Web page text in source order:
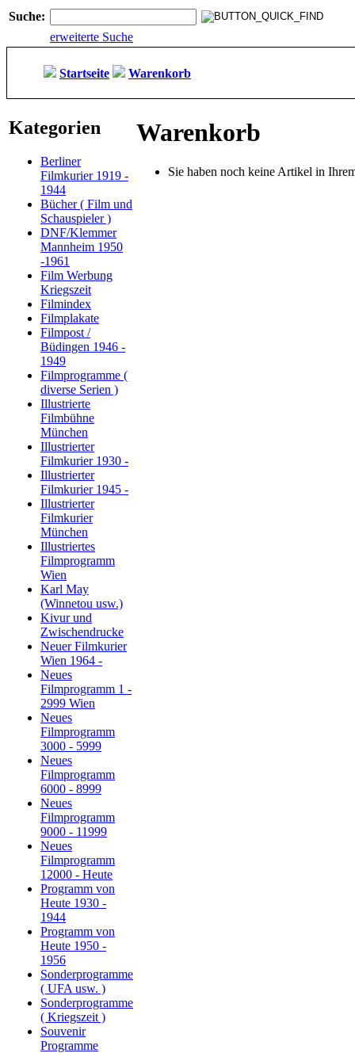
Suche:
erweiterte Suche
Startseite Warenkorb
Kategorien
Berliner
Filmkurier 1919 -
1944
Bücher ( Film und
Schauspieler )
DNF/Klemmer
Mannheim 1950
-1961
Film Werbung
Kriegszeit
Filmindex
Filmplakate
Filmpost /
Büdingen 1946 -
1949
Filmprogramme (
diverse Serien )
Illustrierte
Filmbühne
München
Illustrierter
Filmkurier 1930 -
Illustrierter
Filmkurier 1945 -
Illustrierter
Filmkurier
München
Illustriertes
Filmprogramm
Wien
Karl May
(Winnetou usw.)
Kivur und
Zwischendrucke
Neuer Filmkurier
Wien 1964 -
Neues
Filmprogramm 1 -
2999 Wien
Neues
Filmprogramm
3000 - 5999
Neues
Filmprogramm
6000 - 8999
Neues
Filmprogramm
9000 - 11999
Neues
Filmprogramm
12000 - Heute
Programm von
Heute 1930 -
1944
Programm von
Heute 1950 -
1956
Sonderprogramme
( UFA usw. )
Sonderprogramme
( Kriegszeit )
Souvenir
Programme
Warenkorb
Sie haben noch keine Artikel in